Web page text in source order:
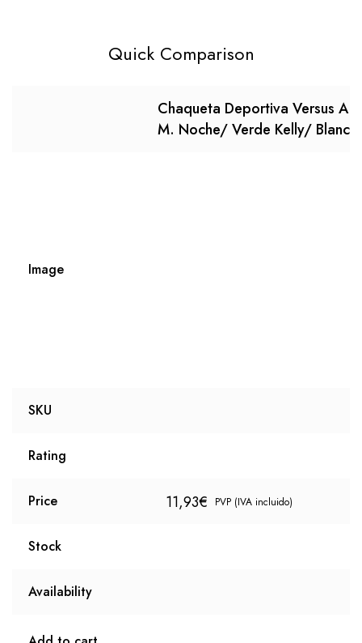
Quick Comparison
Chaqueta Deportiva Versus A.
M. Noche/ Verde Kelly/ Blanco
Image
SKU
Rating
Price 11,93€ PVP (IVA incluido)
Stock
Availability